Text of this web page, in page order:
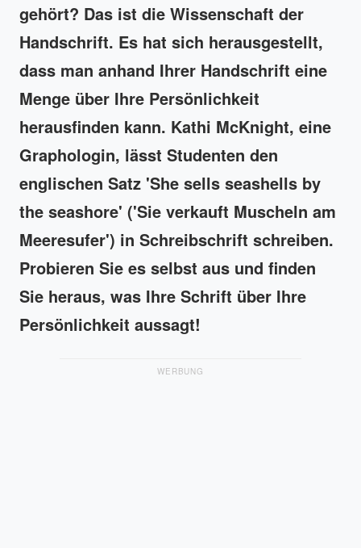
gehört? Das ist die Wissenschaft der
Handschrift. Es hat sich herausgestellt,
dass man anhand Ihrer Handschrift eine
Menge über Ihre Persönlichkeit
herausfinden kann. Kathi McKnight, eine
Graphologin, lässt Studenten den
englischen Satz 'She sells seashells by
the seashore' ('Sie verkauft Muscheln am
Meeresufer') in Schreibschrift schreiben.
Probieren Sie es selbst aus und finden
Sie heraus, was Ihre Schrift über Ihre
Persönlichkeit aussagt!
WERBUNG